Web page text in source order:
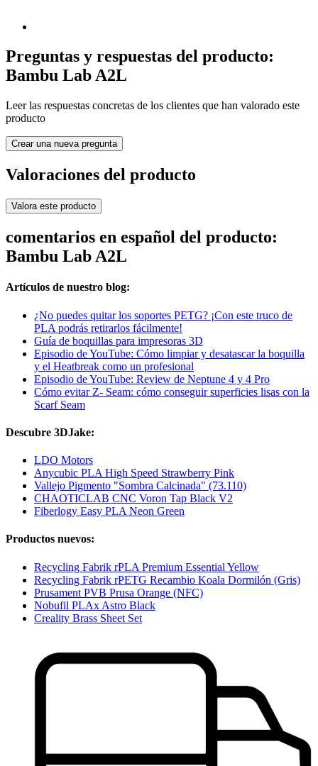
Preguntas y respuestas del producto:
Bambu Lab A2L
Leer las respuestas concretas de los clientes que han valorado este
producto
Crear una nueva pregunta
Valoraciones del producto
Valora este producto
comentarios en español del producto:
Bambu Lab A2L
Artículos de nuestro blog:
¿No puedes quitar los soportes PETG? ¡Con este truco de
PLA podrás retirarlos fácilmente!
Guía de boquillas para impresoras 3D
Episodio de YouTube: Cómo limpiar y desatascar la boquilla
y el Heatbreak como un profesional
Episodio de YouTube: Review de Neptune 4 y 4 Pro
Cómo evitar Z- Seam: cómo conseguir superficies lisas con la
Scarf Seam
Descubre 3DJake:
LDO Motors
Anycubic PLA High Speed Strawberry Pink
Vallejo Pigmento "Sombra Calcinada" (73.110)
CHAOTICLAB CNC Voron Tap Black V2
Fiberlogy Easy PLA Neon Green
Productos nuevos:
Recycling Fabrik rPLA Premium Essential Yellow
Recycling Fabrik rPETG Recambio Koala Dormilón (Gris)
Prusament PVB Prusa Orange (NFC)
Nobufil PLAx Astro Black
Creality Brass Sheet Set